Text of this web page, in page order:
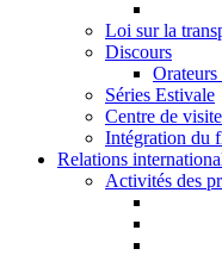
Loi sur la
Discours
Orateurs
Séries Estivale
Centre de
Intégration du
Relations
Activités des